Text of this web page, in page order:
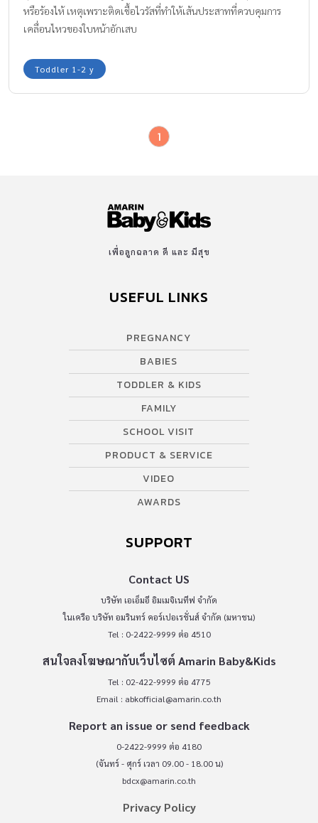
หรือร้องไห้ เหตุเพราะติดเชื้อไวรัสที่ทำให้เส้นประสาทที่ควบคุมการ
เคลื่อนไหวของใบหน้าอักเสบ
Toddler 1-2 y
1
เพื่อลูกฉลาด ดี และ มีสุข
USEFUL LINKS
PREGNANCY
BABIES
TODDLER & KIDS
FAMILY
SCHOOL VISIT
PRODUCT & SERVICE
VIDEO
AWARDS
SUPPORT
Contact US
บริษัท เอเอ็มอี อิมเมจิเนทีฟ จำกัด
ในเครือ บริษัท อมรินทร์ คอร์เปอเรชั่นส์ จำกัด (มหาชน)
Tel : 0-2422-9999 ต่อ 4510
สนใจลงโฆษณากับเว็บไซต์ Amarin Baby&Kids
Tel : 02-422-9999 ต่อ 4775
Email : abkofficial@amarin.co.th
Report an issue or send feedback
0-2422-9999 ต่อ 4180
(จันทร์ - ศุกร์ เวลา 09.00 - 18.00 น)
bdcx@amarin.co.th
Privacy Policy